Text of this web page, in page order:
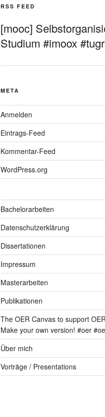
RSS FEED
[mooc]
Studium #imoox
META
Anmelden
Eintrags-Feed
Kommentar-Feed
WordPress.org
Bachelorarbeiten
Datenschutzerklärung
Dissertationen
Impressum
Masterarbeiten
Publikationen
The OER Canvas to support
Make your own version! #oer
Über mich
Vorträge / Presentations